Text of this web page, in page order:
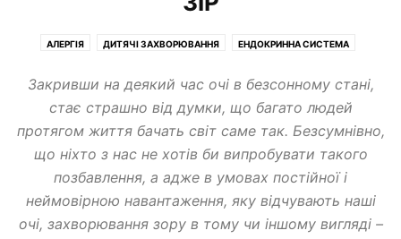
АЛЕРГІЯ ДИТЯЧІ ЗАХВОРЮВАННЯ ЕНДОКРИННА СИСТЕМА
ІНШІ ЗАХВОРЮВАННЯ І СТАНИ ЛОГОПЕДІЯ НАРКОЛОГІЯ
НЕВРОЛОГІЯ ОРГАНИ ДИХАННЯ ОТОЛАРИНГОЛОГІЯ
СЕРЦЕ І СУДИНИ СУГЛОБИ, КІСТКИ ЧОЛОВІЧІ ЗАХВОРЮВАННЯ
ШЛУНКОВО-КИШКОВИЙ ТРАКТ
Закривши на деякий час очі в безсонному стані,
стає страшно від думки, що багато людей
протягом життя бачать світ саме так. Безсумнівно,
що ніхто з нас не хотів би випробувати такого
позбавлення, а адже в умовах постійної і
неймовірною навантаження, яку відчувають наші
очі, захворювання зору в тому чи іншому вигляді –